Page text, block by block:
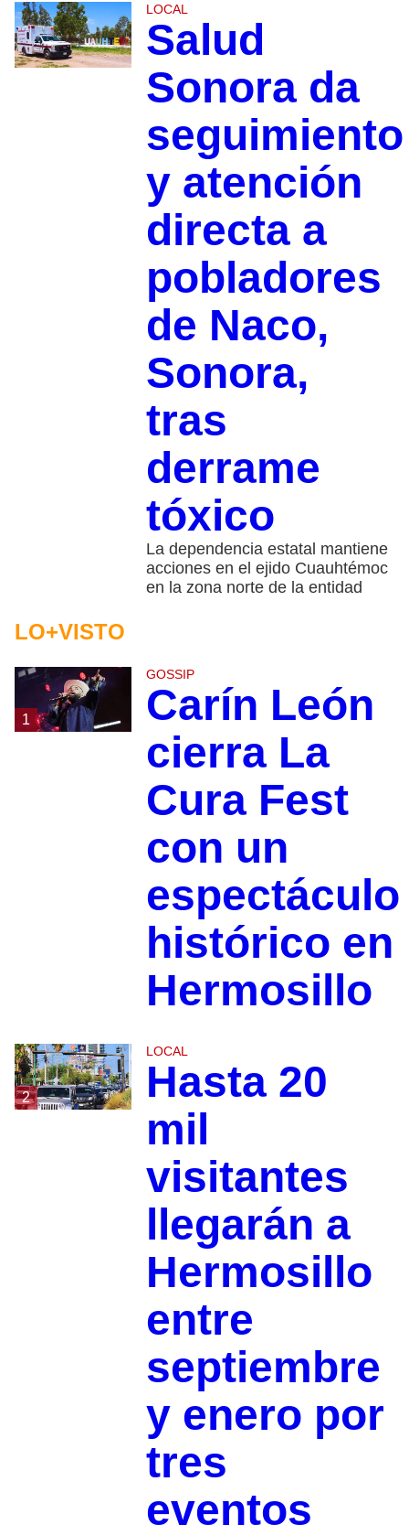
LOCAL
Salud
Sonora da
seguimiento
y atención
directa a
pobladores
de Naco,
Sonora,
tras
derrame
tóxico
La dependencia estatal mantiene
acciones en el ejido Cuauhtémoc
en la zona norte de la entidad
LO+VISTO
1
GOSSIP
Carín León
cierra La
Cura Fest
con un
espectáculo
histórico en
Hermosillo
2
LOCAL
Hasta 20
mil
visitantes
llegarán a
Hermosillo
entre
septiembre
y enero por
tres
eventos